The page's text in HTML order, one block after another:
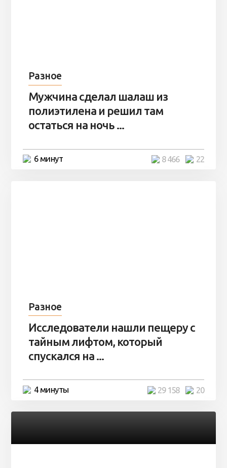
Разное
Мужчина сделал шалаш из
полиэтилена и решил там
остаться на ночь ...
6 минут 22
8 466
Разное
Исследователи нашли пещеру с
тайным лифтом, который
спускался на ...
4 минуты 20
29 158